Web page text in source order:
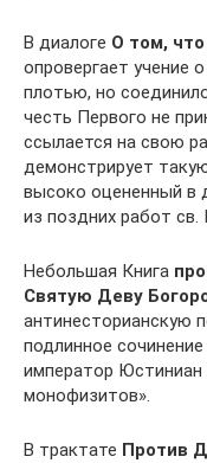
В диалоге О том,
опровергает учение
плотью, но
честь Первого не
ссылается на свою
демонстрирует
высоко оцененный в
из поздних работ св.
Небольшая Книга
Святую Деву
антинесторианскую
подлинное
император Юстиниан
монофизитов».
В трактате Против